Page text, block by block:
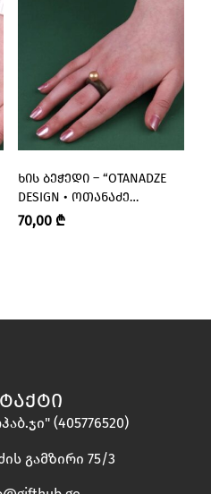
ᲮᲘᲡ ᲑᲔᲭᲔᲓᲘ – “OTANADZE
DESIGN • ᲝᲗᲐᲜᲐᲫᲔ
ᲓᲘᲖᲐᲘᲜᲘ”
70,00 ₾
(405776520)
გამზირი 75/3